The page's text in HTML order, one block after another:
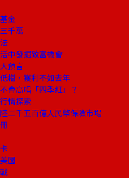
金
千萬
中發掘致富機會
預言
檔，獲利不如去年
會高唱「四季紅」？
情探索
二千五百億人民幣保險市場
國